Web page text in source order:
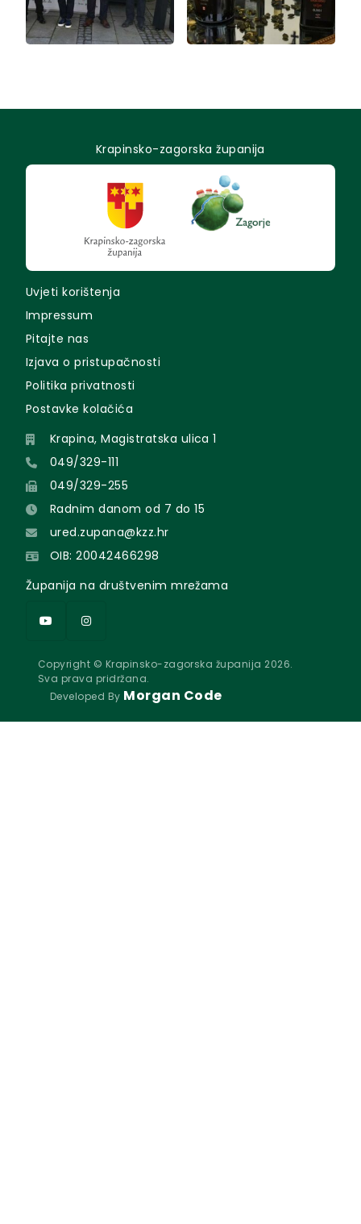
Krapinsko-zagorska županija
Uvjeti korištenja
Impressum
Pitajte nas
Izjava o pristupačnosti
Politika privatnosti
Postavke kolačića
Krapina, Magistratska ulica 1
049/329-111
049/329-255
Radnim danom od 7 do 15
ured.zupana@kzz.hr
OIB: 20042466298
Županija na društvenim mrežama
Copyright © Krapinsko-zagorska županija 2026.
Sva prava pridržana.
Developed By Morgan Code